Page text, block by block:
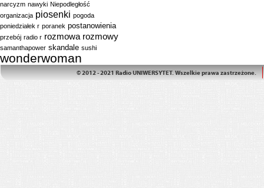
narcyzm nawyki Niepodległość
organizacja piosenki pogoda
poniedziałek r poranek postanowienia
przebój radio r rozmowa rozmowy
samanthapower skandale sushi
wonderwoman
© 2012 - 2021 Radio UNIWERSYTET. Wszelkie prawa zastrzeżone.